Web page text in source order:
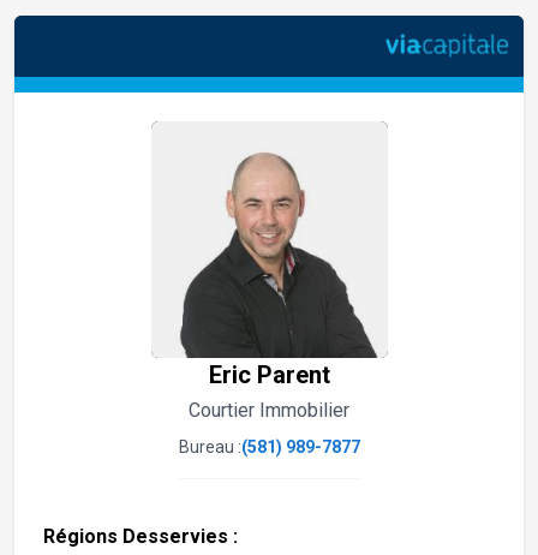
Eric Parent
Courtier Immobilier
Bureau :(581) 989-7877
Régions Desservies :